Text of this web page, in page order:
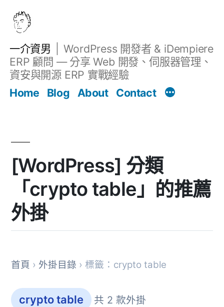
一介資男
WordPress 開發者 & iDempiere
ERP 顧問 — 分享 Web 開發、伺服器管理、
資安與開源 ERP 實戰經驗
Home
Blog About Contact
[WordPress] 分類
「crypto table」的推薦
外掛
首頁 › 外掛目錄 › 標籤：crypto table
crypto table 共 2 款外掛
文章